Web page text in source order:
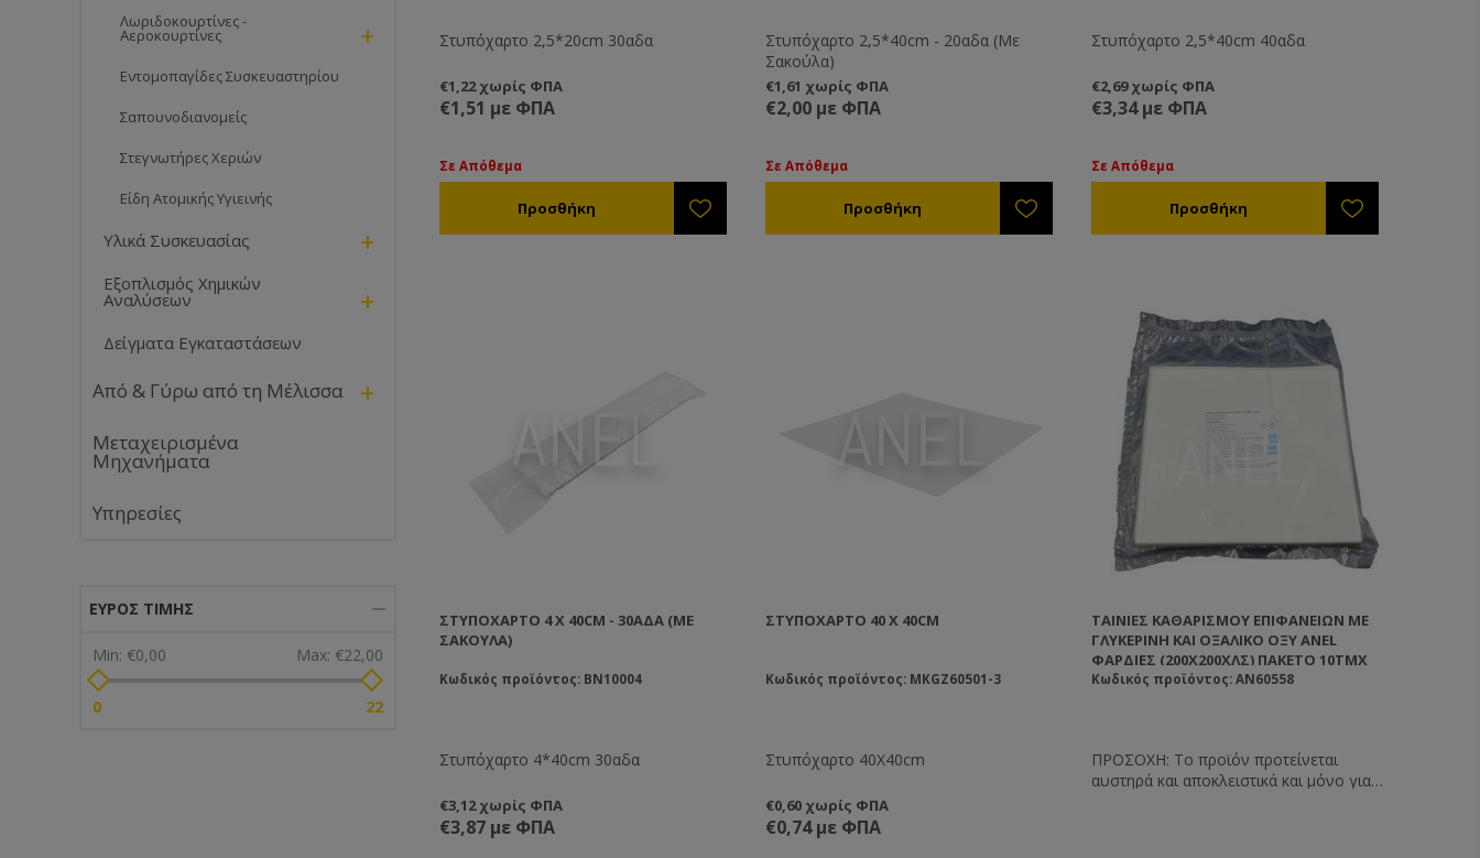
Στυπόχαρτο 2,5*20cm 30αδα
€1,22 χωρίς ΦΠΑ
€1,51 με ΦΠΑ
Σε Απόθεμα
Στυπόχαρτο 2,5*40cm - 20αδα (Με
Σακούλα)
€1,61 χωρίς ΦΠΑ
€2,00 με ΦΠΑ
Σε Απόθεμα
Στυπόχαρτο 2,5*40cm 40αδα
€2,69 χωρίς ΦΠΑ
€3,34 με ΦΠΑ
Σε Απόθεμα
ΣΤΥΠΌΧΑΡΤΟ 4 X 40CM - 30ΑΔΑ (ΜΕ
ΣΑΚΟΎΛΑ)
Κωδικός προϊόντος: BN10004
Στυπόχαρτο 4*40cm 30αδα
€3,12 χωρίς ΦΠΑ
€3,87 με ΦΠΑ
ΣΤΥΠΌΧΑΡΤΟ 40 X 40CM
Κωδικός προϊόντος: MKGZ60501-3
Στυπόχαρτο 40X40cm
€0,60 χωρίς ΦΠΑ
€0,74 με ΦΠΑ
ΤΑΙΝΊΕΣ ΚΑΘΑΡΙΣΜΟΎ ΕΠΙΦΑΝΕΊΩΝ ΜΕ
ΓΛΥΚΕΡΊΝΗ ΚΑΙ ΟΞΑΛΙΚΌ ΟΞΎ ANEL
ΦΑΡΔΙΈΣ (200X200ΧΛΣ) ΠΑΚΈΤΟ 10ΤΜΧ
Κωδικός προϊόντος: AN60558
ΠΡΟΣΟΧΗ: Το προϊόν προτείνεται
αυστηρά και αποκλειστικά και μόνο για
Λωριδοκουρτίνες -
Αεροκουρτίνες +
Εντομοπαγίδες Συσκευαστηρίου
Σαπουνοδιανομείς
Στεγνωτήρες Χεριών
Είδη Ατομικής Υγιεινής
Υλικά Συσκευασίας +
Εξοπλισμός Χημικών
Αναλύσεων +
Δείγματα Εγκαταστάσεων
Από & Γύρω από τη Μέλισσα +
Μεταχειρισμένα
Μηχανήματα
Υπηρεσίες
ΕΎΡΟΣ ΤΙΜΉΣ
Min: €0,00 Max: €22,00
0 22